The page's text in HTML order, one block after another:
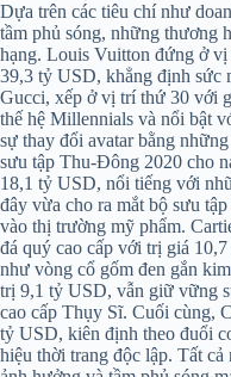
Dựa trên các tiêu chí như
tầm phủ sóng, những thương
hạng. Louis Vuitton đứng ở
39,3 tỷ USD, khẳng định sức
Gucci, xếp ở vị trí thứ 30 với
thế hệ Millennials và nổi bật
sự thay đổi avatar bằng
sưu tập Thu-Đông 2020 cho
18,1 tỷ USD, nổi tiếng với
đây vừa cho ra mắt bộ sưu
vào thị trường mỹ phẩm.
đá quý cao cấp với trị giá
như vòng cổ gốm đen gắn
trị 9,1 tỷ USD, vẫn giữ vững
cao cấp Thụy Sĩ. Cuối cùng,
tỷ USD, kiên định theo đuổi
hiệu thời trang độc lập. Tất